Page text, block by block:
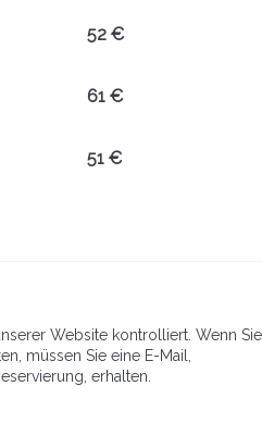
52 €
61 €
51 €
Website kontrolliert. Wenn Sie
müssen Sie eine E-Mail,
erhalten.